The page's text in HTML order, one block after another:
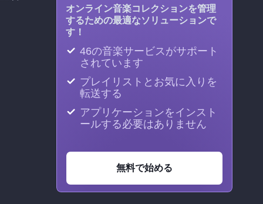
オンライン音楽コレクションを管理
するための最適なソリューションで
す！
46の音楽サービスがサポート
されています
プレイリストとお気に入りを
転送する
アプリケーションをインスト
ールする必要はありません
無料で始める